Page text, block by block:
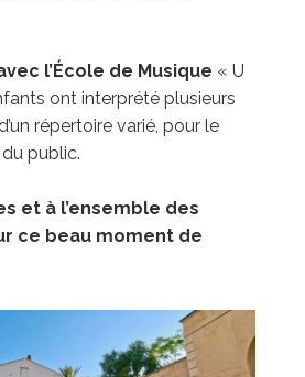
l’École de Musique « U
ont interprété plusieurs
répertoire varié, pour le
public.
et à l’ensemble des
ce beau moment de